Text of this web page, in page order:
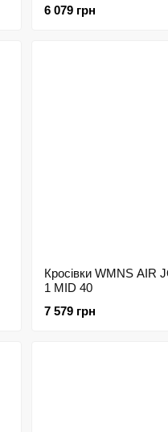
6 079 грн
Кросівки WMNS AIR
1 MID 40
7 579 грн